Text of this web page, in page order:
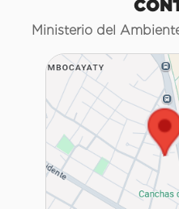
Ministerio del